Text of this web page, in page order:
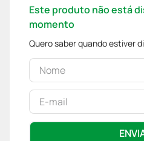
Este produto não está
momento
Quero saber quando estiver